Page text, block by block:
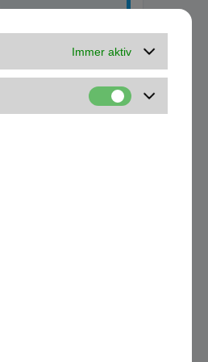
Immer aktiv